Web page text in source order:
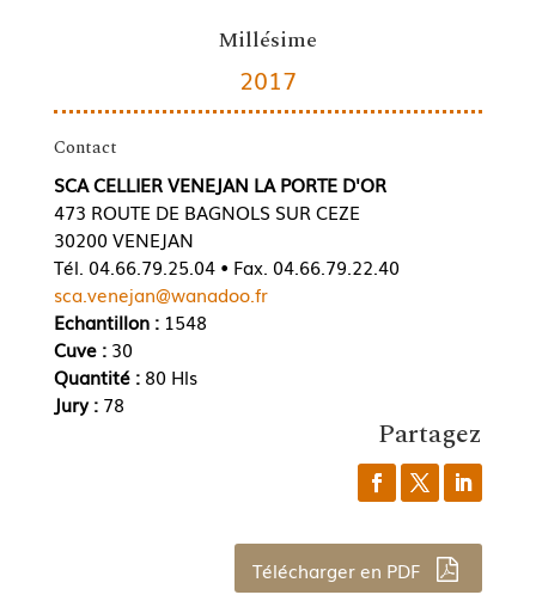
Millésime
2017
Contact
SCA CELLIER VENEJAN LA PORTE D'OR
473 ROUTE DE BAGNOLS SUR CEZE
30200 VENEJAN
Tél. 04.66.79.25.04 • Fax. 04.66.79.22.40
sca.venejan@wanadoo.fr
Echantillon :1548
Cuve : 30
Quantité : 80 Hls
Jury : 78
Partagez
Télécharger en PDF